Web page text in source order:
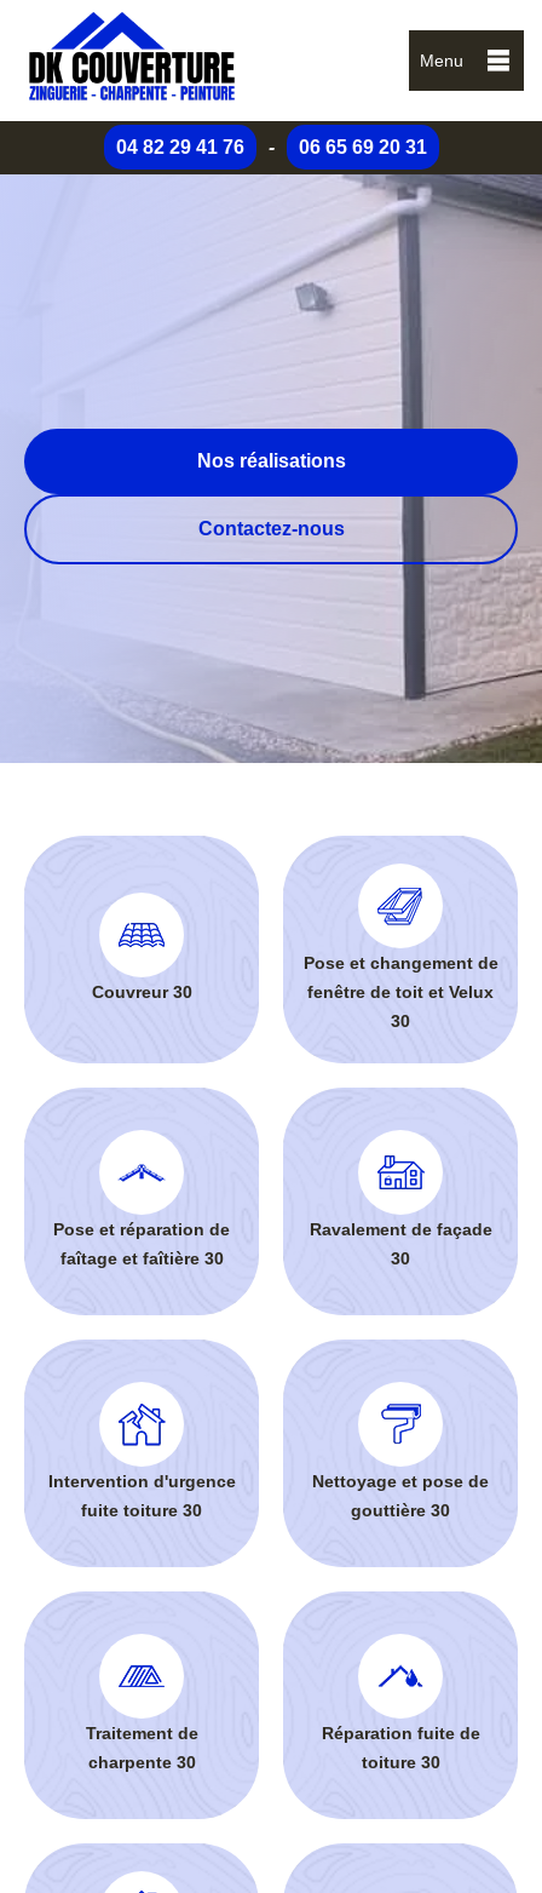
Menu
04 82 29 41 76 - 06 65 69 20 31
Nos réalisations
Contactez-nous
Couvreur 30
Pose et changement de
fenêtre de toit et Velux
30
Pose et réparation de
faîtage et faîtière 30
Ravalement de façade
30
Intervention d'urgence
fuite toiture 30
Nettoyage et pose de
gouttière 30
Traitement de
charpente 30
Réparation fuite de
toiture 30